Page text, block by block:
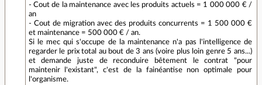
- Cout de la maintenance avec les produits actuels = 1 000 000 € /
an
- Cout de migration avec des produits concurrents = 1 500 000 €
et maintenance = 500 000 € / an.
Si le mec qui s'occupe de la maintenance n'a pas l'intelligence de
regarder le prix total au bout de 3 ans (voire plus loin genre 5 ans...)
et demande juste de reconduire bêtement le contrat "pour
maintenir l'existant", c'est de la fainéantise non optimale pour
l'organisme.